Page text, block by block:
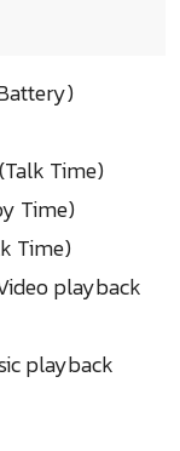
Time)
Time)
Time)
playback
playback